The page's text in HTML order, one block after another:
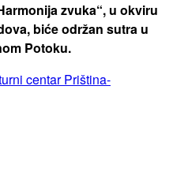
zvuka“, u okviru
biće održan sutra u
Potoku.